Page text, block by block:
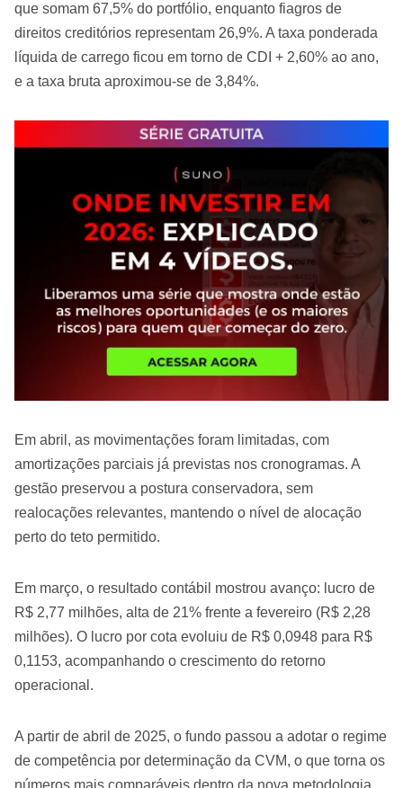
que somam 67,5% do portfólio, enquanto fiagros de
direitos creditórios representam 26,9%. A taxa ponderada
líquida de carrego ficou em torno de CDI + 2,60% ao ano,
e a taxa bruta aproximou-se de 3,84%.
Em abril, as movimentações foram limitadas, com
amortizações parciais já previstas nos cronogramas. A
gestão preservou a postura conservadora, sem
realocações relevantes, mantendo o nível de alocação
perto do teto permitido.
Em março, o resultado contábil mostrou avanço: lucro de
R$ 2,77 milhões, alta de 21% frente a fevereiro (R$ 2,28
milhões). O lucro por cota evoluiu de R$ 0,0948 para R$
0,1153, acompanhando o crescimento do retorno
operacional.
A partir de abril de 2025, o fundo passou a adotar o regime
de competência por determinação da CVM, o que torna os
números mais comparáveis dentro da nova metodologia.